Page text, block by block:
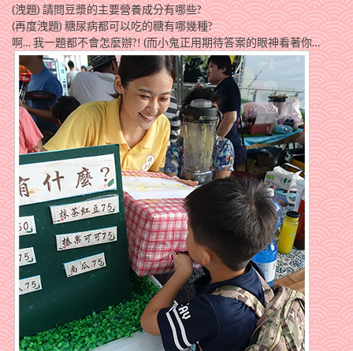
(洩題) 請問豆漿的主要營養成分有哪些?
(再度洩題) 糖尿病都可以吃的糖有哪幾種?
啊… 我一題都不會怎麼辦?! (而小鬼正用期待答案的眼神看著你…